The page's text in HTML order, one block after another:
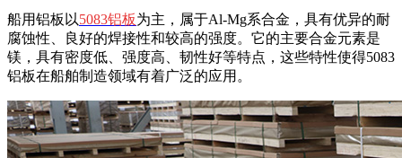
船用铝板以5083铝板为主，属于Al-Mg系合金，具有优异的耐
腐蚀性、良好的焊接性和较高的强度。它的主要合金元素是
镁，具有密度低、强度高、韧性好等特点，这些特性使得5083
铝板在船舶制造领域有着广泛的应用。